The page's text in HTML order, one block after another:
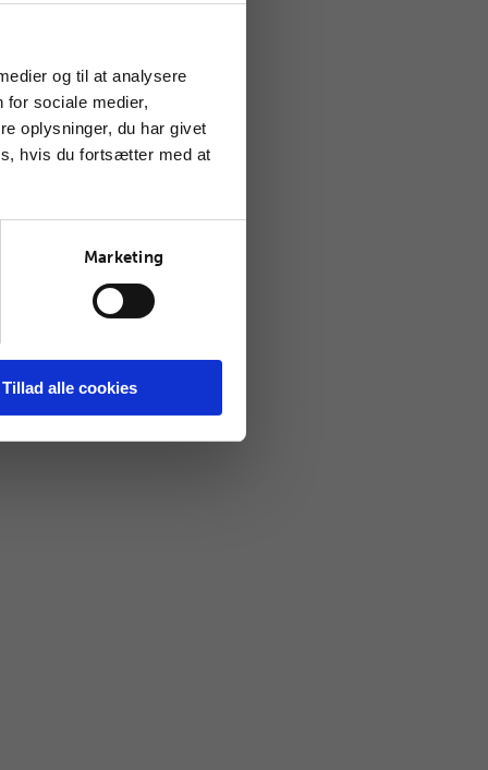
og til at analysere
for sociale medier,
oplysninger, du har givet
hvis du fortsætter med at
Marketing
Tillad alle cookies